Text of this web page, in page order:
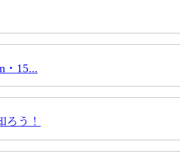
・15...
う！